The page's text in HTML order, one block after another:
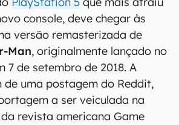
console, deve chegar às
versão remasterizada de
Man, originalmente lançado no
7 de setembro de 2018. A
uma postagem do Reddit,
a ser veiculada na
revista americana Game